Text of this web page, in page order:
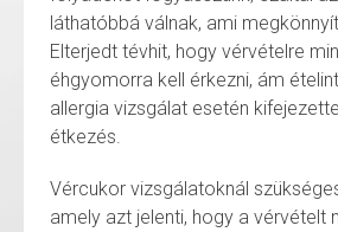
láthatóbbá válnak, ami
Elterjedt tévhit, hogy vérvételre
éhgyomorra kell érkezni, ám
allergia vizsgálat esetén
étkezés.
Vércukor vizsgálatoknál
amely azt jelenti, hogy a vérvételt